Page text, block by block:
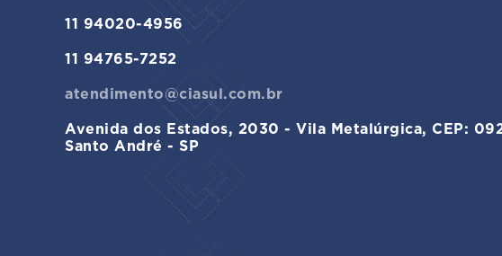
11 94020-4956
11 94765-7252
atendimento@ciasul.com.br
Avenida dos Estados, 2030 - Vila Metalúrgica, CEP:
Santo André - SP